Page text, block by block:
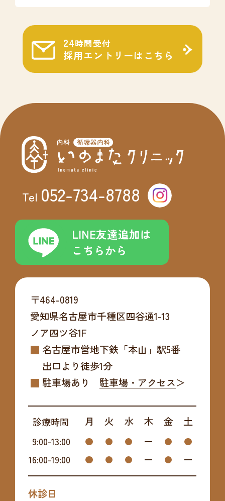
24時間受付
採用エントリーはこちら
Tel 052-734-8788
LINE友達追加は
こちらから
〒464-0819
愛知県名古屋市千種区四谷通1-13
ノア四ツ谷1F
名古屋市営地下鉄「本山」駅5番
出口より徒歩1分
駐車場あり
駐車場・アクセス
診療時間 月 火 水 木 金 土
9:00-13:00
16:00-19:00
休診日